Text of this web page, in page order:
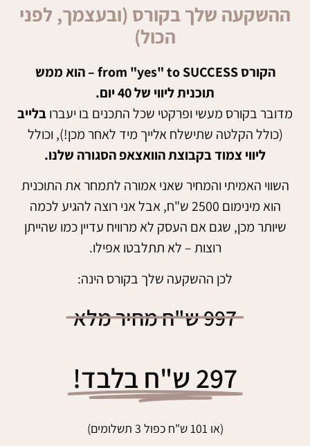
ההשקעה שלך בקורס (ובעצמך, לפני
הכול)
הקורס from "yes" to SUCCESS – הוא ממש
תוכנית ליווי של 40 יום.
מדובר בקורס מעשי ופרקטי שכל התכנים בו יעברובלייב
(כולל הקלטה שתישלח אלייך מיד לאחר מכן!), וכולל
ליווי צמוד בקבוצת הוואצאפ הסגורה שלנו.
השווי האמיתי והמחיר שאני אמורה לתמחר את התוכנית
הוא מינימום 2500 ש"ח, אבל אני רוצה להגיע לכמה
שיותר מכן, שגם אם העסק לא מרוויח עדיין כמו שהייתן
רוצות – לא תתלבטו אפילו.
לכן ההשקעה שלך בקורס הינה:
997 ש"ח מחיר מלא
297 ש"ח בלבד!
(או 101 ש"ח כפול 3 תשלומים)